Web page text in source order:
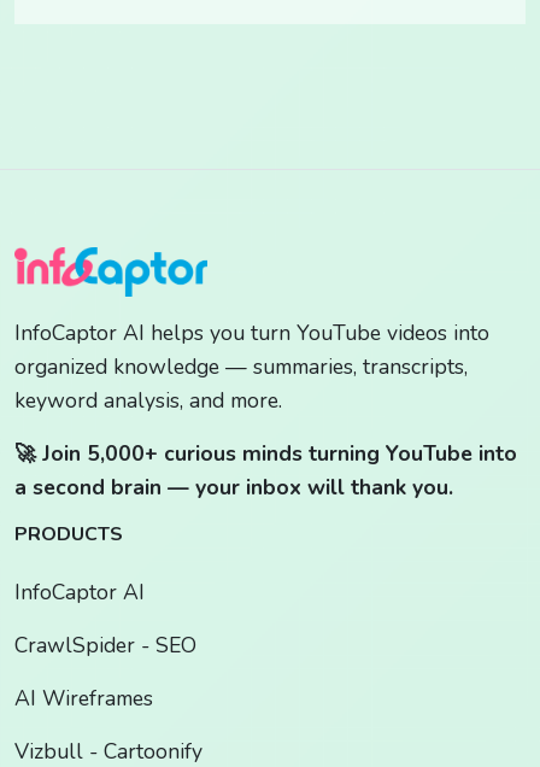
InfoCaptor AI helps you turn YouTube videos into
organized knowledge — summaries, transcripts,
keyword analysis, and more.
🚀 Join 5,000+ curious minds turning YouTube into
a second brain — your inbox will thank you.
PRODUCTS
InfoCaptor AI
CrawlSpider - SEO
AI Wireframes
Vizbull - Cartoonify